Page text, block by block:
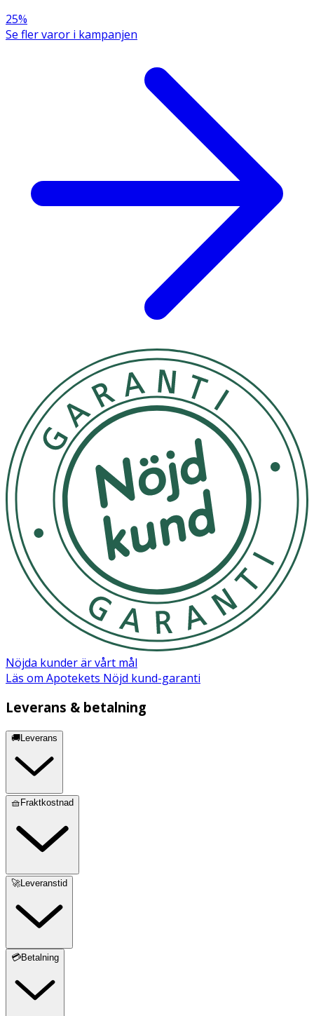
25%
Se fler varor i kampanjen
Nöjda kunder är vårt mål
Läs om Apotekets Nöjd kund-garanti
Leverans & betalning
🚚Leverans
🧺Fraktkostnad
🚀Leveranstid
💳Betalning